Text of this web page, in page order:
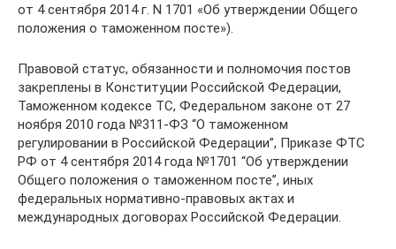
от 4 сентября 2014 г. N 1701 «Об утверждении Общего
положения о таможенном посте»).
Правовой статус, обязанности и полномочия постов
закреплены в Конституции Российской Федерации,
Таможенном кодексе ТС, Федеральном законе от 27
ноября 2010 года №311-ФЗ “О таможенном
регулировании в Российской Федерации”, Приказе ФТС
РФ от 4 сентября 2014 года №1701 “Об утверждении
Общего положения о таможенном посте”, иных
федеральных нормативно-правовых актах и
международных договорах Российской Федерации.